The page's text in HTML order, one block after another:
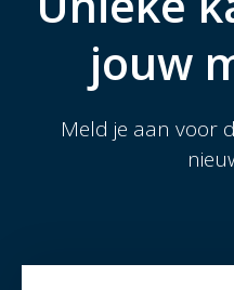
jouw
Meld je aan voor